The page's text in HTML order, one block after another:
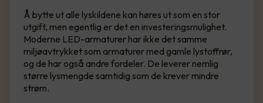
Å bytte ut alle lyskildene kan høres ut som en stor
utgift, men egentlig er det en investeringsmulighet.
Moderne LED-armaturer har ikke det samme
miljøavtrykket som armaturer med gamle lystoffrør,
og de har også andre fordeler. De leverer nemlig
større lysmengde samtidig som de krever mindre
strøm.